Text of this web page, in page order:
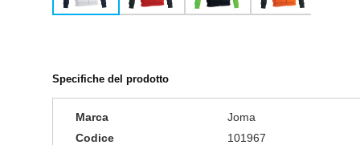
Specifiche del prodotto
Marca
Joma
Codice
101967